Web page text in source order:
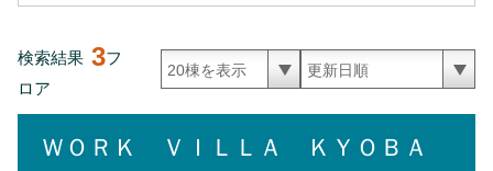
検索結果 3フ
ロア
ＷＯＲＫ ＶＩＬＬＡ ＫＹＯＢＡ